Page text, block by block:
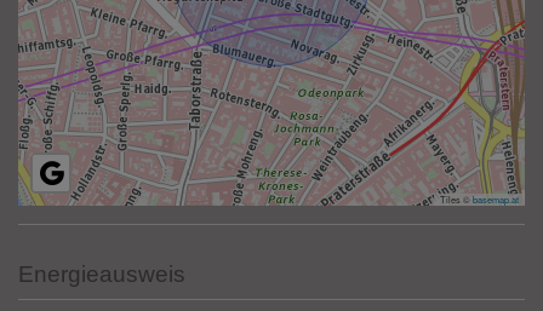
Tiles ©basemap.at
Energieausweis